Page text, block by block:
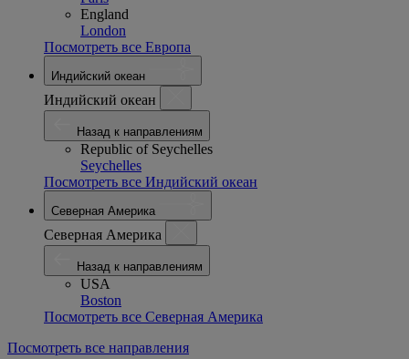
England
London
Посмотреть все Европа
Индийский океан
Индийский океан
Назад к направлениям
Republic of Seychelles
Seychelles
Посмотреть все Индийский океан
Северная Америка
Северная Америка
Назад к направлениям
USA
Boston
Посмотреть все Северная Америка
Посмотреть все направления